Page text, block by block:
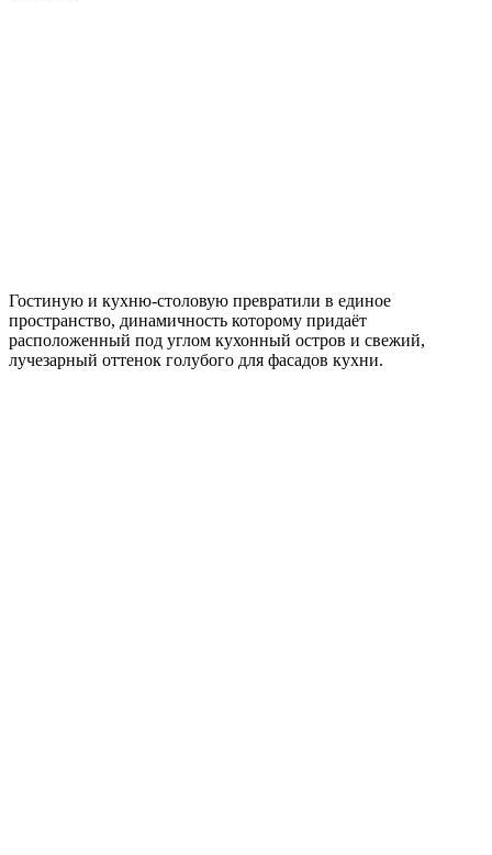
Гостиную и кухню-столовую превратили в единое
пространство, динамичность которому придаёт
расположенный под углом кухонный остров и свежий,
лучезарный оттенок голубого для фасадов кухни.